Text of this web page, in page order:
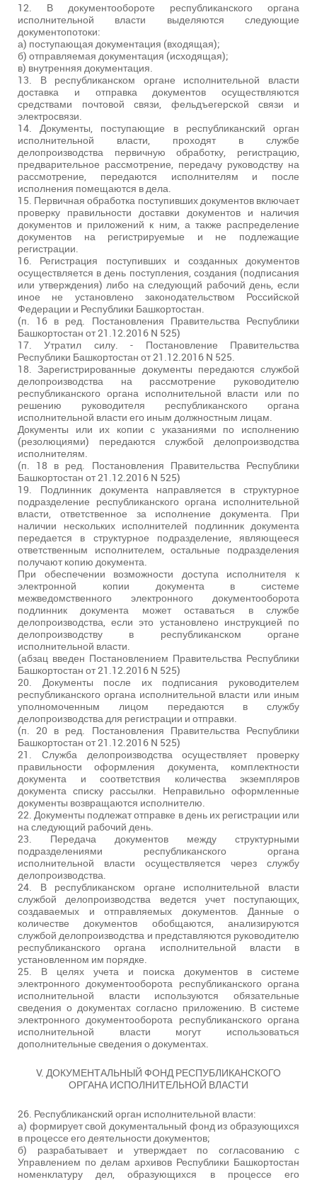
12. В документообороте республиканского органа
исполнительной власти выделяются следующие
документопотоки:
а) поступающая документация (входящая);
б) отправляемая документация (исходящая);
в) внутренняя документация.
13. В республиканском органе исполнительной власти
доставка и отправка документов осуществляются
средствами почтовой связи, фельдъегерской связи и
электросвязи.
14. Документы, поступающие в республиканский орган
исполнительной власти, проходят в службе
делопроизводства первичную обработку, регистрацию,
предварительное рассмотрение, передачу руководству на
рассмотрение, передаются исполнителям и после
исполнения помещаются в дела.
15. Первичная обработка поступивших документов включает
проверку правильности доставки документов и наличия
документов и приложений к ним, а также распределение
документов на регистрируемые и не подлежащие
регистрации.
16. Регистрация поступивших и созданных документов
осуществляется в день поступления, создания (подписания
или утверждения) либо на следующий рабочий день, если
иное не установлено законодательством Российской
Федерации и Республики Башкортостан.
(п. 16 в ред. Постановления Правительства Республики
Башкортостан от 21.12.2016 N 525)
17. Утратил силу. - Постановление Правительства
Республики Башкортостан от 21.12.2016 N 525.
18. Зарегистрированные документы передаются службой
делопроизводства на рассмотрение руководителю
республиканского органа исполнительной власти или по
решению руководителя республиканского органа
исполнительной власти его иным должностным лицам.
Документы или их копии с указаниями по исполнению
(резолюциями) передаются службой делопроизводства
исполнителям.
(п. 18 в ред. Постановления Правительства Республики
Башкортостан от 21.12.2016 N 525)
19. Подлинник документа направляется в структурное
подразделение республиканского органа исполнительной
власти, ответственное за исполнение документа. При
наличии нескольких исполнителей подлинник документа
передается в структурное подразделение, являющееся
ответственным исполнителем, остальные подразделения
получают копию документа.
При обеспечении возможности доступа исполнителя к
электронной копии документа в системе
межведомственного электронного документооборота
подлинник документа может оставаться в службе
делопроизводства, если это установлено инструкцией по
делопроизводству в республиканском органе
исполнительной власти.
(абзац введен Постановлением Правительства Республики
Башкортостан от 21.12.2016 N 525)
20. Документы после их подписания руководителем
республиканского органа исполнительной власти или иным
уполномоченным лицом передаются в службу
делопроизводства для регистрации и отправки.
(п. 20 в ред. Постановления Правительства Республики
Башкортостан от 21.12.2016 N 525)
21. Служба делопроизводства осуществляет проверку
правильности оформления документа, комплектности
документа и соответствия количества экземпляров
документа списку рассылки. Неправильно оформленные
документы возвращаются исполнителю.
22. Документы подлежат отправке в день их регистрации или
на следующий рабочий день.
23. Передача документов между структурными
подразделениями республиканского органа
исполнительной власти осуществляется через службу
делопроизводства.
24. В республиканском органе исполнительной власти
службой делопроизводства ведется учет поступающих,
создаваемых и отправляемых документов. Данные о
количестве документов обобщаются, анализируются
службой делопроизводства и представляются руководителю
республиканского органа исполнительной власти в
установленном им порядке.
25. В целях учета и поиска документов в системе
электронного документооборота республиканского органа
исполнительной власти используются обязательные
сведения о документах согласно приложению. В системе
электронного документооборота республиканского органа
исполнительной власти могут использоваться
дополнительные сведения о документах.
V. ДОКУМЕНТАЛЬНЫЙ ФОНД РЕСПУБЛИКАНСКОГО
ОРГАНА ИСПОЛНИТЕЛЬНОЙ ВЛАСТИ
26. Республиканский орган исполнительной власти:
а) формирует свой документальный фонд из образующихся
в процессе его деятельности документов;
б) разрабатывает и утверждает по согласованию с
Управлением по делам архивов Республики Башкортостан
номенклатуру дел, образующихся в процессе его